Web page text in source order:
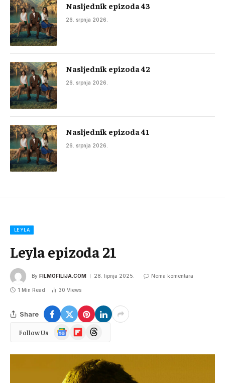
Nasljednik epizoda 43
26. srpnja 2026.
Nasljednik epizoda 42
26. srpnja 2026.
Nasljednik epizoda 41
26. srpnja 2026.
LEYLA
Leyla epizoda 21
By FILMOFILIJA.COM 28. lipnja 2025. Nema komentara
1 Min Read 30 Views
Share
Follow Us
Google
News
FlipboardThreads